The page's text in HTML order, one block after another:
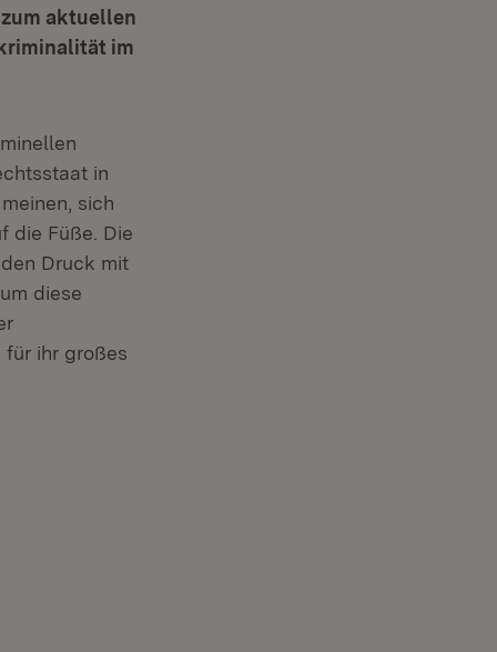
aktuellen
im
in
sich
die Füße. Die
Druck mit
diese
ihr großes